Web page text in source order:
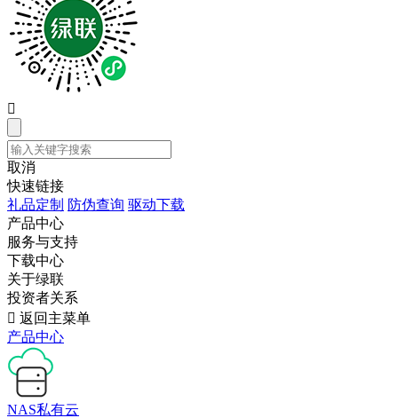

取消
快速链接
礼品定制 防伪查询 驱动下载
产品中心
服务与支持
下载中心
关于绿联
投资者关系
 返回主菜单
产品中心
NAS私有云